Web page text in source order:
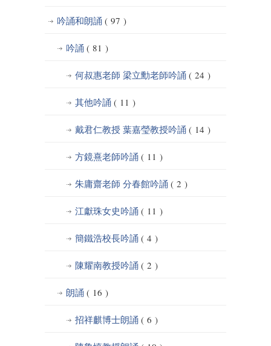
吟誦和朗誦 ( 97 )
吟誦 ( 81 )
何叔惠老師 梁立勳老師吟誦 ( 24 )
其他吟誦 ( 11 )
戴君仁教授 葉嘉瑩教授吟誦 ( 14 )
方鏡熹老師吟誦 ( 11 )
朱庸齋老師 分春館吟誦 ( 2 )
江獻珠女史吟誦 ( 11 )
簡鐵浩校長吟誦 ( 4 )
陳耀南教授吟誦 ( 2 )
朗誦 ( 16 )
招祥麒博士朗誦 ( 6 )